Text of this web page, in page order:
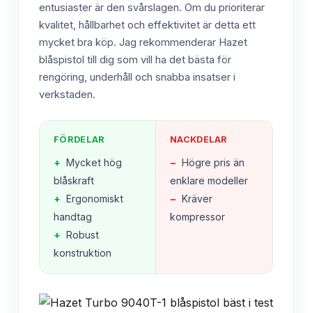
entusiaster är den svårslagen. Om du prioriterar
kvalitet, hållbarhet och effektivitet är detta ett
mycket bra köp. Jag rekommenderar Hazet
blåspistol till dig som vill ha det bästa för
rengöring, underhåll och snabba insatser i
verkstaden.
FÖRDELAR
+ Mycket hög
blåskraft
+ Ergonomiskt
handtag
+ Robust
konstruktion
NACKDELAR
− Högre pris än
enklare modeller
− Kräver
kompressor